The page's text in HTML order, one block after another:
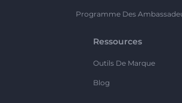
Programme Des
Ressources
Outils De Marque
Blog